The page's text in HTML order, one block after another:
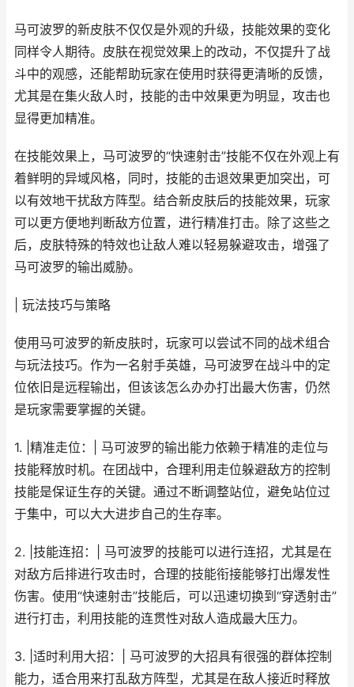
马可波罗的新皮肤不仅仅是外观的升级，技能效果的变化
同样令人期待。皮肤在视觉效果上的改动，不仅提升了战
斗中的观感，还能帮助玩家在使用时获得更清晰的反馈，
尤其是在集火敌人时，技能的击中效果更为明显，攻击也
显得更加精准。
在技能效果上，马可波罗的“快速射击”技能不仅在外观上有
着鲜明的异域风格，同时，技能的击退效果更加突出，可
以有效地干扰敌方阵型。结合新皮肤后的技能效果，玩家
可以更方便地判断敌方位置，进行精准打击。除了这些之
后，皮肤特殊的特效也让敌人难以轻易躲避攻击，增强了
马可波罗的输出威胁。
| 玩法技巧与策略
使用马可波罗的新皮肤时，玩家可以尝试不同的战术组合
与玩法技巧。作为一名射手英雄，马可波罗在战斗中的定
位依旧是远程输出，但该该怎么办办打出最大伤害，仍然
是玩家需要掌握的关键。
1. |精准走位：| 马可波罗的输出能力依赖于精准的走位与
技能释放时机。在团战中，合理利用走位躲避敌方的控制
技能是保证生存的关键。通过不断调整站位，避免站位过
于集中，可以大大进步自己的生存率。
2. |技能连招：| 马可波罗的技能可以进行连招，尤其是在
对敌方后排进行攻击时，合理的技能衔接能够打出爆发性
伤害。使用“快速射击”技能后，可以迅速切换到“穿透射击”
进行打击，利用技能的连贯性对敌人造成最大压力。
3. |适时利用大招：| 马可波罗的大招具有很强的群体控制
能力，适合用来打乱敌方阵型，尤其是在敌人接近时释放